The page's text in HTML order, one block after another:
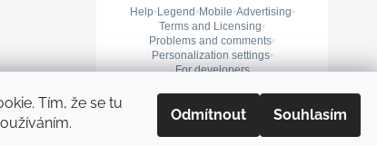
Tím, že se tu
Odmítnout Souhlasím